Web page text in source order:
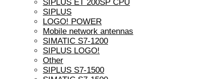
SIPLUS ET 200SP CPU
SIPLUS
LOGO! POWER
Mobile network antennas
SIMATIC S7-1200
SIPLUS LOGO!
Other
SIPLUS S7-1500